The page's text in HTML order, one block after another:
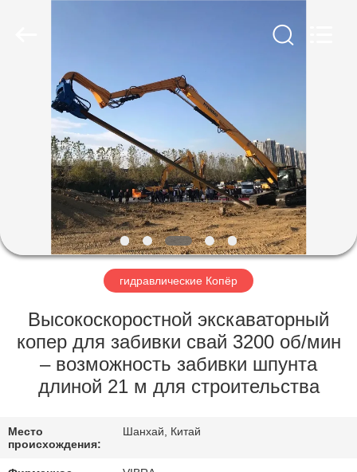
ПРОДУКТЫ
ШОУ
О
ПУТЕШЕСТВИЕ
ФАБРИКИ
КАЧЕСТВА
гидравлические Копёр
Высокоскоростной экскаваторный
копер для забивки свай 3200 об/мин
– возможность забивки шпунта
длиной 21 м для строительства
Место
происхождения:
Шанхай, Китай